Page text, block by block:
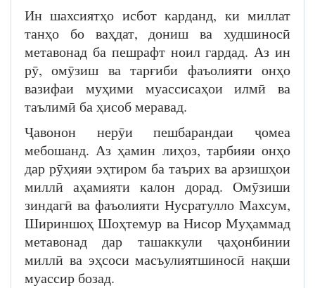
Ин шахсиятҳо исбот карданд, ки миллат
танҳо бо ваҳдат, дониш ва худшиносӣ
метавонад ба пешрафт ноил гардад. Аз ин
рӯ, омӯзиш ва тарғиби фаъолияти онҳо
вазифаи муҳими муассисаҳои илмӣ ва
таълимӣ ба ҳисоб меравад.
Ҷавонон нерӯи пешбарандаи ҷомеа
мебошанд. Аз ҳамин лиҳоз, тарбияи онҳо
дар рӯҳияи эҳтиром ба таърих ва арзишҳои
миллӣ аҳамияти калон дорад. Омӯзиши
зиндагӣ ва фаъолияти Нусратулло Махсум,
Шириншоҳ Шоҳтемур ва Нисор Муҳаммад
метавонад дар ташаккули ҷаҳонбинии
миллӣ ва эҳсоси масъулиятшиносӣ нақши
муассир бозад.